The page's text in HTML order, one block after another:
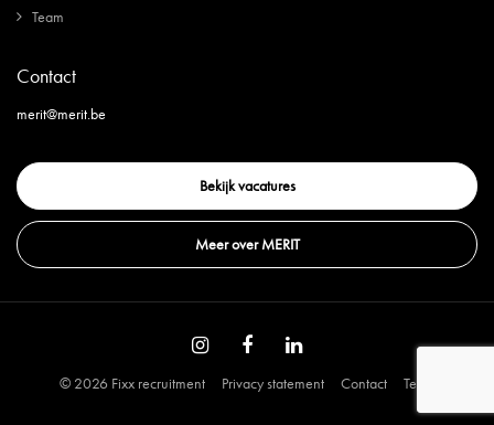
Team
Contact
merit@merit.be
Bekijk vacatures
Meer over MERIT
© 2026 Fixx recruitment Privacy statement Contact Team